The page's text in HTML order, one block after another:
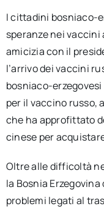
I cittadini bosniaco-
speranze nei vaccini
amicizia con il
l’arrivo dei vaccini
bosniaco-
per il vaccino russo,
che ha approfittato
cinese per
Oltre alle difficoltà
la Bosnia
problemi legati al